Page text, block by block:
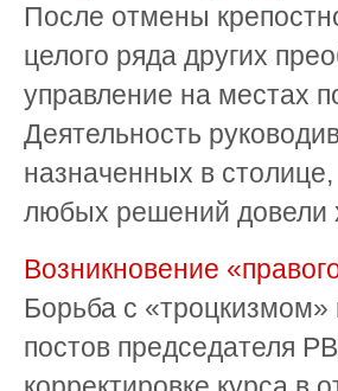
После отмены
целого ряда других
управление на местах
Деятельность
назначенных в
любых решений довели
Возникновение
Борьба с
постов председателя